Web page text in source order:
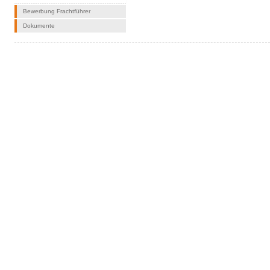
Bewerbung Frachtführer
Dokumente